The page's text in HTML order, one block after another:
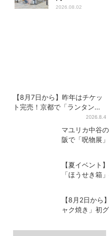
2026.08.02
【8月7日から】昨年はチケッ
ト完売！京都で「ランタンフ
ェス」、最大3500の光が夜空
に…会場には縁日も
2026.8.4
マユリカ中谷
阪で「呪物展
【夏イベント
「ほうせき箱
【8月2日から
ャク焼き」初